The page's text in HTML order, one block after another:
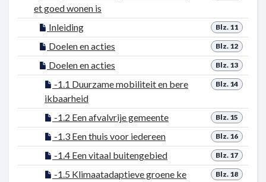
et goed wonen is
Blz. 11
Inleiding
Blz. 12
Doelen en acties
Blz. 13
Doelen en acties
Blz. 14
-1.1 Duurzame mobiliteit en bere
ikbaarheid
Blz. 15
-1.2 Een afvalvrije gemeente
Blz. 16
-1.3 Een thuis voor iedereen
Blz. 17
-1.4 Een vitaal buitengebied
Blz. 18
-1.5 Klimaatadaptieve groene ke